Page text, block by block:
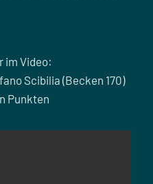
im Video:
Scibilia (Becken 170)
Punkten